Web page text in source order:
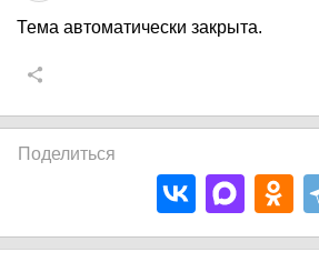
Тема автоматически закрыта.
Поделиться